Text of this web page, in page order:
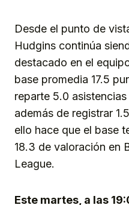
Desde el punto de
Hudgins continúa
destacado en el
base promedia 17.5
reparte 5.0
además de registrar
ello hace que el base
18.3 de valoración en
League.
Este martes, a las